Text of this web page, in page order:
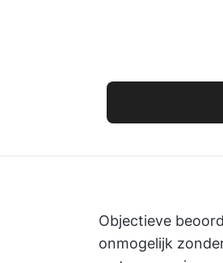
Objectieve
onmogelijk